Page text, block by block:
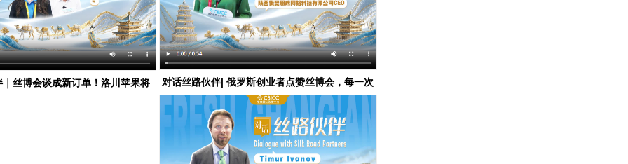
丝博会谈成新订单！洛川苹果将 对话丝路伙伴| 俄罗斯创业者点赞丝博会，每一次
参会都会给我灵感